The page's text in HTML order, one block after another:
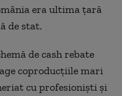
era ultima țară
de stat.
de cash rebate
coproducțiile mari
cu profesioniști și